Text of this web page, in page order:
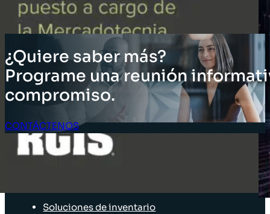
¿Quiere saber más?
Programe una reunión
compromiso.
CONTÁCTENOS
Soluciones de inventario